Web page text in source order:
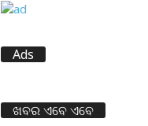
Ads
ଖବର ଏବେ ଏବେ